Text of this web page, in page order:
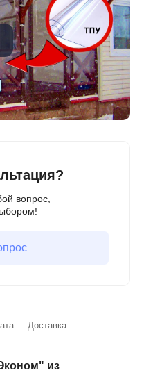
Доставка
из
вопрос,